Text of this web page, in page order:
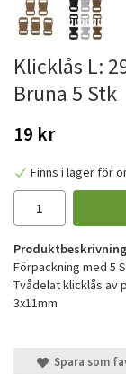
Klicklås L:
Bruna 5 Stk
19 kr
Finns i lager för
Förpackning med 5
Tvådelat klicklås av
3x11mm
Spara som